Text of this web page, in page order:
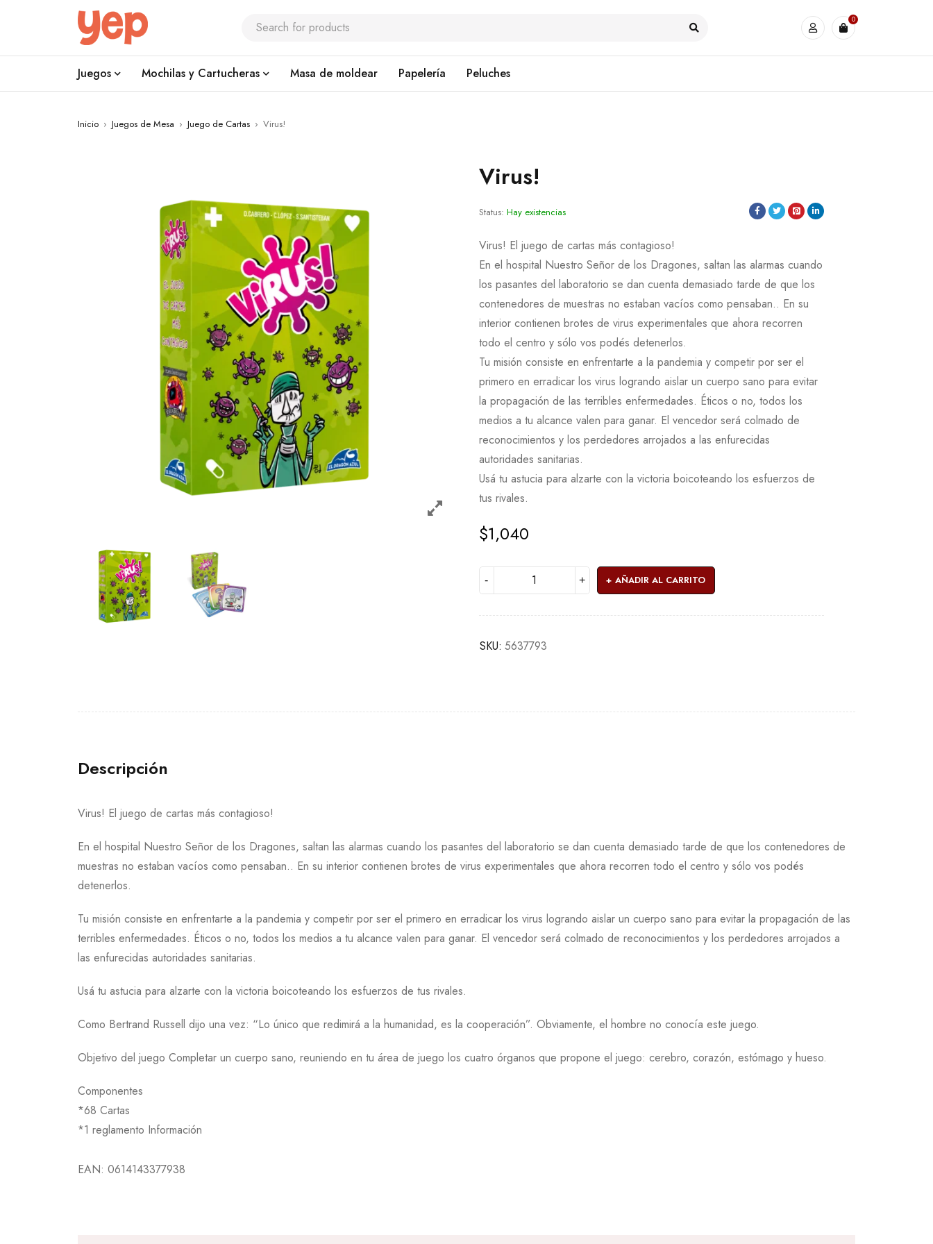
0
Juegos Mochilas y Cartucheras Masa de moldear Papelería Peluches
Inicio › Juegos de Mesa › Juego de Cartas › Virus!
Virus!
Status: Hay existencias
Virus! El juego de cartas más contagioso!
En el hospital Nuestro Señor de los Dragones, saltan las alarmas cuando
los pasantes del laboratorio se dan cuenta demasiado tarde de que los
contenedores de muestras no estaban vacíos como pensaban.. En su
interior contienen brotes de virus experimentales que ahora recorren
todo el centro y sólo vos podés detenerlos.
Tu misión consiste en enfrentarte a la pandemia y competir por ser el
primero en erradicar los virus logrando aislar un cuerpo sano para evitar
la propagación de las terribles enfermedades. Éticos o no, todos los
medios a tu alcance valen para ganar. El vencedor será colmado de
reconocimientos y los perdedores arrojados a las enfurecidas
autoridades sanitarias.
Usá tu astucia para alzarte con la victoria boicoteando los esfuerzos de
tus rivales.
$1,040
AÑADIR AL CARRITO
SKU: 5637793
Descripción
Virus! El juego de cartas más contagioso!
En el hospital Nuestro Señor de los Dragones, saltan las alarmas cuando los pasantes del laboratorio se dan cuenta demasiado tarde de que los contenedores de
muestras no estaban vacíos como pensaban.. En su interior contienen brotes de virus experimentales que ahora recorren todo el centro y sólo vos podés
detenerlos.
Tu misión consiste en enfrentarte a la pandemia y competir por ser el primero en erradicar los virus logrando aislar un cuerpo sano para evitar la propagación de las
terribles enfermedades. Éticos o no, todos los medios a tu alcance valen para ganar. El vencedor será colmado de reconocimientos y los perdedores arrojados a
las enfurecidas autoridades sanitarias.
Usá tu astucia para alzarte con la victoria boicoteando los esfuerzos de tus rivales.
Como Bertrand Russell dijo una vez: “Lo único que redimirá a la humanidad, es la cooperación”. Obviamente, el hombre no conocía este juego.
Objetivo del juego Completar un cuerpo sano, reuniendo en tu área de juego los cuatro órganos que propone el juego: cerebro, corazón, estómago y hueso.
Componentes
*68 Cartas
*1 reglamento Información
EAN: 0614143377938